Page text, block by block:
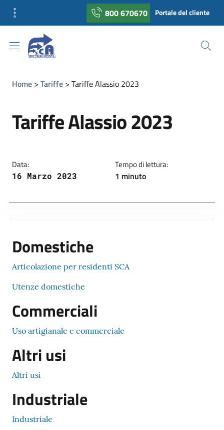
800 670670 Portale del cliente
Home Tariffe Tariffe Alassio 2023
Tariffe Alassio 2023
Data:
16 Marzo 2023
Tempo di lettura:
1 minuto
Domestiche
Articolazione per residenti SCA
Utenze domestiche
Commerciali
Uso artigianale e commerciale
Altri usi
Altri usi
Industriale
Industriale